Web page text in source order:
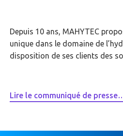
Depuis 10 ans, MAHYTEC
unique dans le domaine de
disposition de ses clients des
Lire le communiqué de